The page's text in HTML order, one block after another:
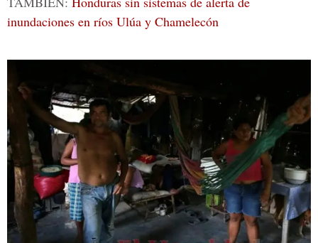
inundaciones en ríos Ulúa y Chamelecón